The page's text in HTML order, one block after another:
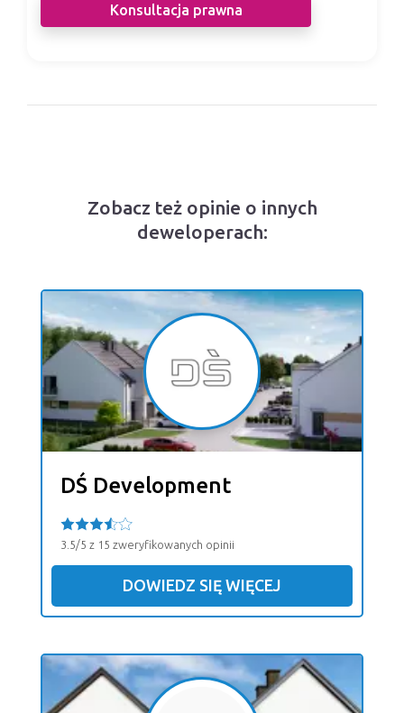
Konsultacja prawna
Zobacz też opinie o innych
deweloperach:
DŚ Development
3.5/5 z 15 zweryfikowanych opinii
DOWIEDZ SIĘ WIĘCEJ